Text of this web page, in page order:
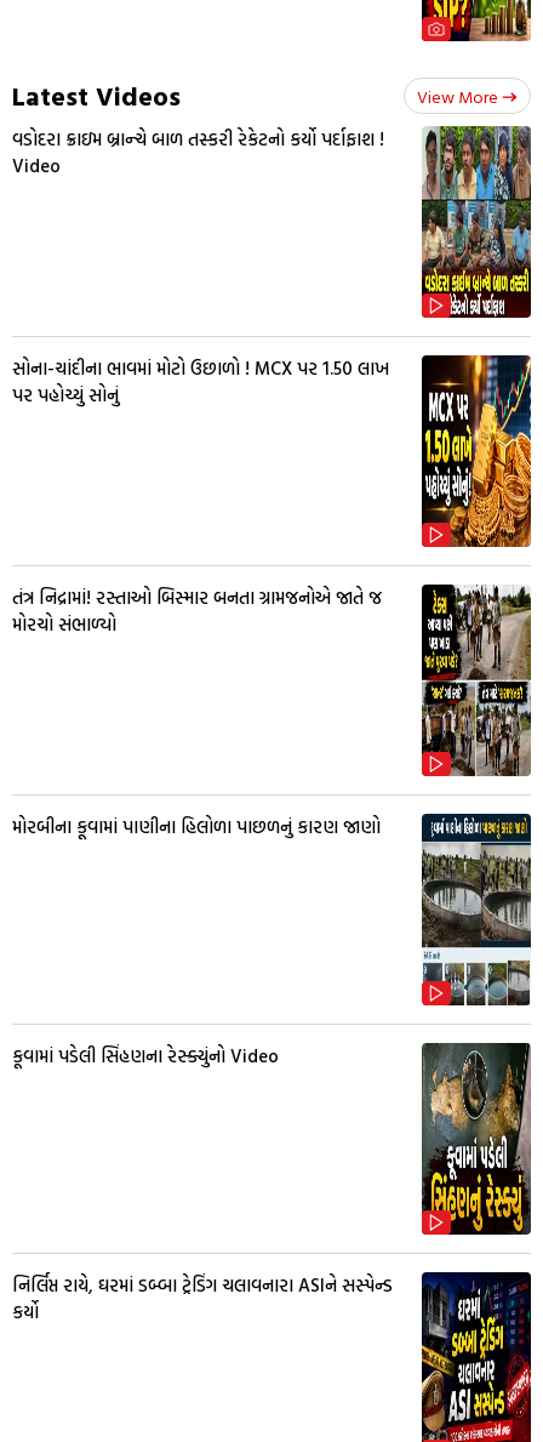
Latest Videos View More
વડોદરા ક્રાઇમ બ્રાન્ચે બાળ તસ્કરી રેકેટનો કર્યો પર્દાફાશ !
Video
સોના-ચાંદીના ભાવમાં મોટો ઉછાળો ! MCX પર ₹1.50 લાખ
પર પહોચ્યું સોનું
તંત્ર નિદ્રામાં! રસ્તાઓ બિસ્માર બનતા ગ્રામજનોએ જાતે જ
મોરચો સંભાળ્યો
મોરબીના કૂવામાં પાણીના હિલોળા પાછળનું કારણ જાણો
કૂવામાં પડેલી સિંહણના રેસ્ક્યુંનો Video
નિર્લિપ્ત રાયે, ઘરમાં ડબ્બા ટ્રેડિંગ ચલાવનારા ASIને સસ્પેન્ડ
કર્યો